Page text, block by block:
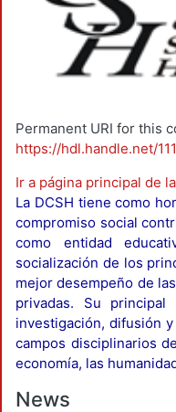
Permanent URI for this
https://hdl.handle.net/
Ir a página principal de
La DCSH tiene como
compromiso social
como entidad
socialización de los
mejor desempeño de
privadas. Su
investigación, difusión
campos disciplinarios
economía, las
News